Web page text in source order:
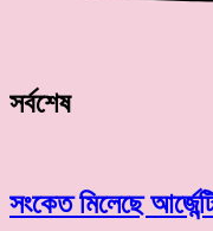
সর্বশেষ
সংকেত মিলেছে